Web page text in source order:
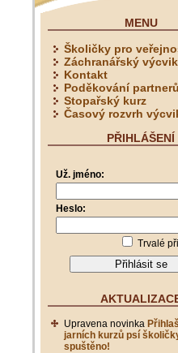
MENU
Školičky pro
Záchranářský výcvik
Kontakt
Poděkování
Stopařský kurz
Časový rozvrh
PŘIHLÁŠENÍ
Už. jméno:
Heslo:
Trvalé
Upravena novinka
jarních kurzů psí
spuštěno!